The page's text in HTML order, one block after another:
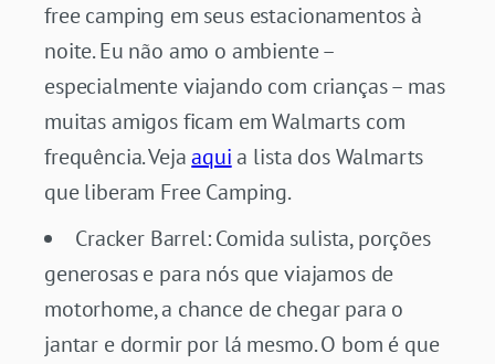
free camping em seus estacionamentos à
noite. Eu não amo o ambiente –
especialmente viajando com crianças – mas
muitas amigos ficam em Walmarts com
frequência. Vejaaquia lista dos Walmarts
que liberam Free Camping.
Cracker Barrel: Comida sulista, porções
generosas e para nós que viajamos de
motorhome, a chance de chegar para o
jantar e dormir por lá mesmo. O bom é que